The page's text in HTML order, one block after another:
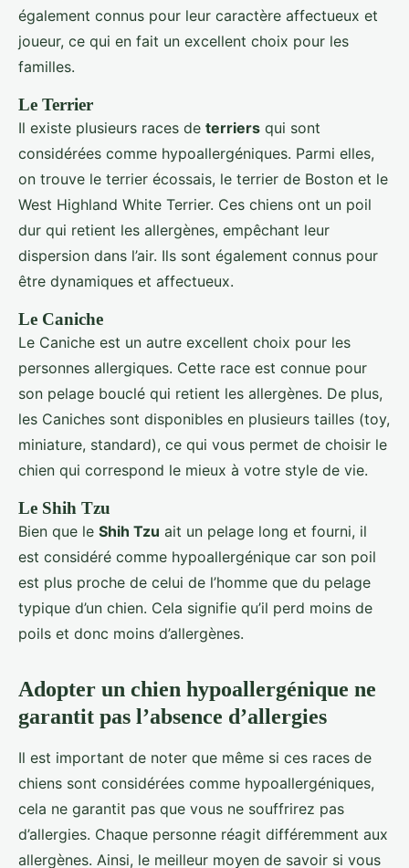
également connus pour leur caractère affectueux et
joueur, ce qui en fait un excellent choix pour les
familles.
Le Terrier
Il existe plusieurs races de terriers qui sont
considérées comme hypoallergéniques. Parmi elles,
on trouve le terrier écossais, le terrier de Boston et le
West Highland White Terrier. Ces chiens ont un poil
dur qui retient les allergènes, empêchant leur
dispersion dans l’air. Ils sont également connus pour
être dynamiques et affectueux.
Le Caniche
Le Caniche est un autre excellent choix pour les
personnes allergiques. Cette race est connue pour
son pelage bouclé qui retient les allergènes. De plus,
les Caniches sont disponibles en plusieurs tailles (toy,
miniature, standard), ce qui vous permet de choisir le
chien qui correspond le mieux à votre style de vie.
Le Shih Tzu
Bien que le Shih Tzu ait un pelage long et fourni, il
est considéré comme hypoallergénique car son poil
est plus proche de celui de l’homme que du pelage
typique d’un chien. Cela signifie qu’il perd moins de
poils et donc moins d’allergènes.
Adopter un chien hypoallergénique ne
garantit pas l’absence d’allergies
Il est important de noter que même si ces races de
chiens sont considérées comme hypoallergéniques,
cela ne garantit pas que vous ne souffrirez pas
d’allergies. Chaque personne réagit différemment aux
allergènes. Ainsi, le meilleur moyen de savoir si vous